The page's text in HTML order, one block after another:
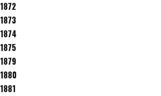
1872
1873
1874
1875
1879
1880
1881